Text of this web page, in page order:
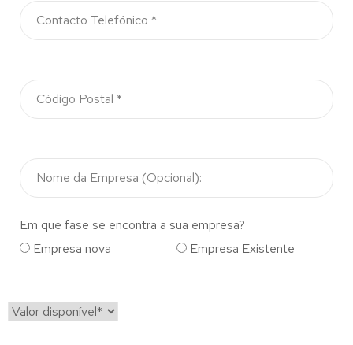
Em que fase se encontra a sua empresa?
Empresa nova
Empresa Existente